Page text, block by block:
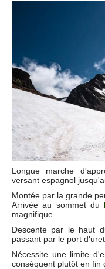
Longue marche
versant espagnol
Montée par la grande
Arrivée au sommet du
magnifique.
Descente par le haut
passant par le port
Nécessite une limite
conséquent plutôt en fin